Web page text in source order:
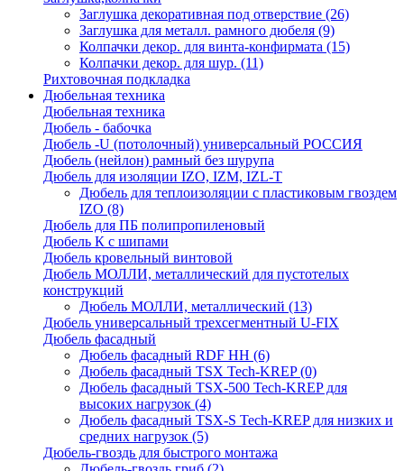
Заглушка декоративная под отверствие (26)
Заглушка для металл. рамного дюбеля (9)
Колпачки декор. для винта-конфирмата (15)
Колпачки декор. для шур. (11)
Рихтовочная подкладка
Дюбельная техника
Дюбельная техника
Дюбель - бабочка
Дюбель -U (потолочный) универсальный РОССИЯ
Дюбель (нейлон) рамный без шурупа
Дюбель для изоляции IZO, IZM, IZL-T
Дюбель для теплоизоляции с пластиковым гвоздем
IZO (8)
Дюбель для ПБ полипропиленовый
Дюбель К с шипами
Дюбель кровельный винтовой
Дюбель МОЛЛИ, металлический для пустотелых
конструкций
Дюбель МОЛЛИ, металлический (13)
Дюбель универсальный трехсегментный U-FIX
Дюбель фасадный
Дюбель фасадный RDF НН (6)
Дюбель фасадный TSX Tech-KREP(0)
Дюбель фасадный TSX-500 Tech-KREP для
высоких нагрузок (4)
Дюбель фасадный TSX-S Tech-KREP для низких и
средних нагрузок (5)
Дюбель-гвоздь для быстрого монтажа